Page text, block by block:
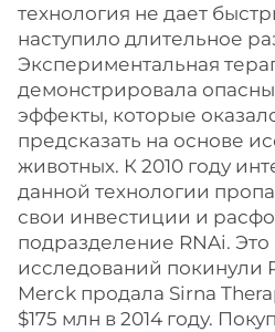
технология не дает
наступило длительное
Экспериментальная
демонстрировала
эффекты, которые
предсказать на основе
животных. К 2010 году
данной технологии
свои инвестиции и
подразделение RNAi.
исследований покинули
Merck продала Sirna
$175 млн в 2014 году.